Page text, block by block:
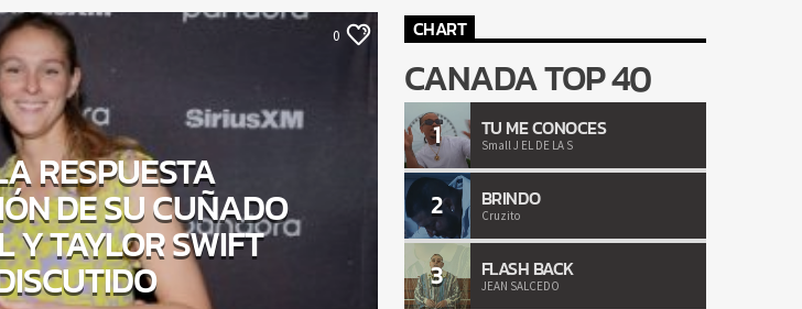
0
RESPUESTA
DE SU CUÑADO
Y TAYLOR SWIFT
CHART
CANADA TOP 40
1 TU ME CONOCES
Small J EL DE LA S
2 BRINDO
Cruzito
3 FLASH BACK
JEAN SALCEDO